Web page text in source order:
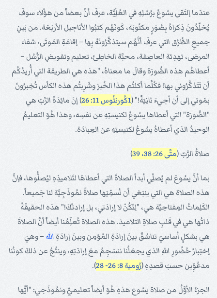
عندَما إلتَقى يسُوعُ برُسُلِهِ في العُلِّيَّة، عرفَ أنَّ بعضاً من هؤُلاء سوفَ
يُخلِّدُونَ ذِكراهُ بِصُوَرٍ مكتُوبَة، كَونَهُم كتبُوا الأناجيل الأربَعَة. من بَينِ
جميعِ الطُّرُق التي عرفَ أنَّهُم سيتذكَّرُونَهُ بِها – إقامَةِ المَوتَى، شفاء
المرضى، تهدِئة العاصِفة، محبَّة الخاطِئ، تعليم وتفويضِ الرُّسُل –
أعطاهُم هذه الصُّورَة وقالَ ما معناهُ، "هذه هي الطريقة التي أُريدُكُم
أن تَتَذكَّرُوني بها! فكُلَّما أكلتُم هذا الخُبز وشَرِبتُم هذه الكأس تُخِبرُونَ
بمَوتي إلى أن أجيءَ ثانِيَةً!" (1كُورنثُوس 11: 26
) إنَ مائِدَةَ الرَّبّ هي
"الصُّورَة" التي أعطاها يسُوعُ لكنيستِهِ عن نفسِه، وهذا هُوَ التعليمُ
الوحيدُ الذي أعطاهُ يسُوعُ لكنيستِهِ عن العِبادَة.
صلاةُ الرَّبّ (متَّى 26: 38، 39 )
بما أنَّ يسُوعَ لم يُصلِّي أبداً الصلاةَ التي أعطاهَا لتَلاميذِهِ ليُصلُّوها، فإنَّ
هذه الصلاة هي التي ينبَغي أن نُسمِّيَها صلاةً نمُوذَجِيَّة لنا جَميعاً.
الكَلِماتُ المِفتاحِيَّة هي، "لِتَكُنْ لا إرادَتي، بل إرادتُكَ!" هذه الحقيقَةُ
ذاتُها هي في قَلبِ صلاةِ التلاميذ. هذه الصلاة تُعلِّمُنا أيضاً أنَّ الصلاةَ
هي بشكلٍ أساسيّ تناسُقٌ بينَ إرادَةِ المُؤمِن وبينَ إرادَةِ الله – وهيَ
إختِبارُ حُضُورِ اللهِ الذي يجعَلُنا ننسَجِمُ معَ إرادَتِهِ، وينتُجُ عن ذلكَ كونُنا
مدعُوِّين حسبَ قصدِهِ (رُومية 8: 26- 28 ).
الجزءُ الأوَّلُ من صلاة يسُوع هذهِ هُوَ أيضاً تعليميٌّ ونمُوذَجي: "أيُّها